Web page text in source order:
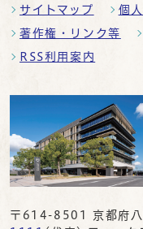
サイトマップ 個
著作権・リンク等
RSS利用案内
〒614-8501 京都府八